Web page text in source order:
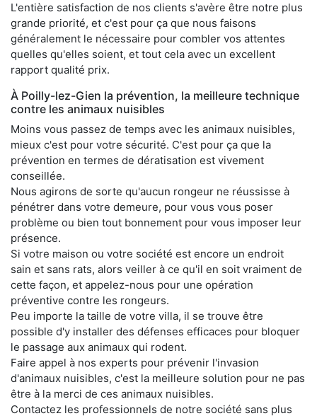
L'entière satisfaction de nos clients s'avère être notre plus
grande priorité, et c'est pour ça que nous faisons
généralement le nécessaire pour combler vos attentes
quelles qu'elles soient, et tout cela avec un excellent
rapport qualité prix.
À Poilly-lez-Gien la prévention, la meilleure technique
contre les animaux nuisibles
Moins vous passez de temps avec les animaux nuisibles,
mieux c'est pour votre sécurité. C'est pour ça que la
prévention en termes de dératisation est vivement
conseillée.
Nous agirons de sorte qu'aucun rongeur ne réussisse à
pénétrer dans votre demeure, pour vous vous poser
problème ou bien tout bonnement pour vous imposer leur
présence.
Si votre maison ou votre société est encore un endroit
sain et sans rats, alors veiller à ce qu'il en soit vraiment de
cette façon, et appelez-nous pour une opération
préventive contre les rongeurs.
Peu importe la taille de votre villa, il se trouve être
possible d'y installer des défenses efficaces pour bloquer
le passage aux animaux qui rodent.
Faire appel à nos experts pour prévenir l'invasion
d'animaux nuisibles, c'est la meilleure solution pour ne pas
être à la merci de ces animaux nuisibles.
Contactez les professionnels de notre société sans plus